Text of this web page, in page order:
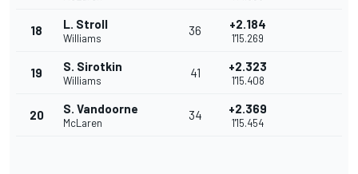
18 L. Stroll
Williams
36 +2.184
1'15.269
19 S. Sirotkin
Williams
41 +2.323
1'15.408
20 S. Vandoorne
McLaren
34 +2.369
1'15.454